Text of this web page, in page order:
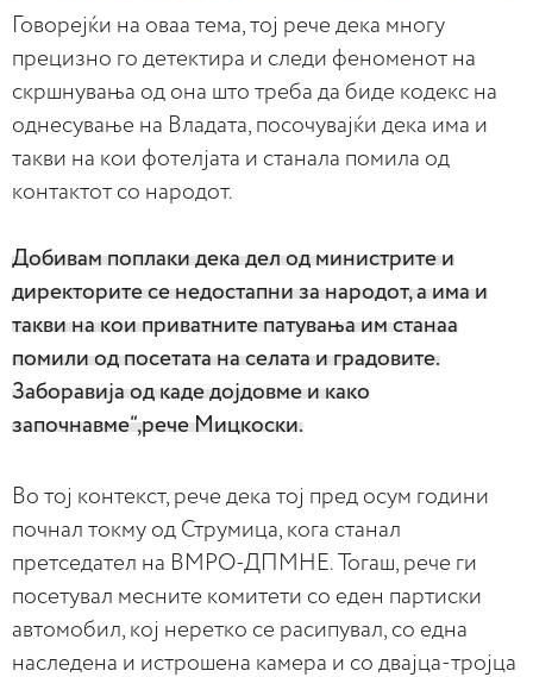
Говорејќи на оваа тема, тој рече дека многу
прецизно го детектира и следи феноменот на
скршнувања од она што треба да биде кодекс на
однесување на Владата, посочувајќи дека има и
такви на кои фотелјата и станала помила од
контактот со народот.
Добивам поплаки дека дел од министрите и
директорите се недостапни за народот, а има и
такви на кои приватните патувања им станаа
помили од посетата на селата и градовите.
Заборавија од каде дојдовме и како
започнавме“,рече Мицкоски.
Во тој контекст, рече дека тој пред осум години
почнал токму од Струмица, кога станал
претседател на ВМРО-ДПМНЕ. Тогаш, рече ги
посетувал месните комитети со еден партиски
автомобил, кој неретко се расипувал, со една
наследена и истрошена камера и со двајца-тројца